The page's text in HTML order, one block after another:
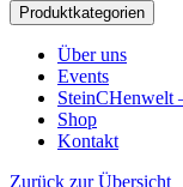
Produktkategorien
Über uns
Events
SteinCHenwelt
Shop
Kontakt
Zurück zur Übersicht